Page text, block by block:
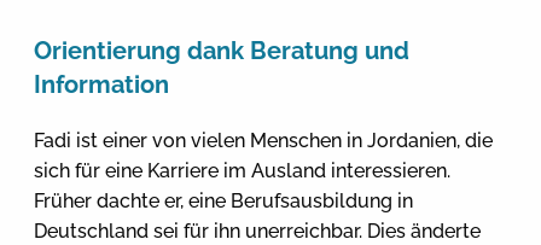
Orientierung dank Beratung und
Information
Fadi ist einer von vielen Menschen in Jordanien, die
sich für eine Karriere im Ausland interessieren.
Früher dachte er, eine Berufsausbildung in
Deutschland sei für ihn unerreichbar. Dies änderte